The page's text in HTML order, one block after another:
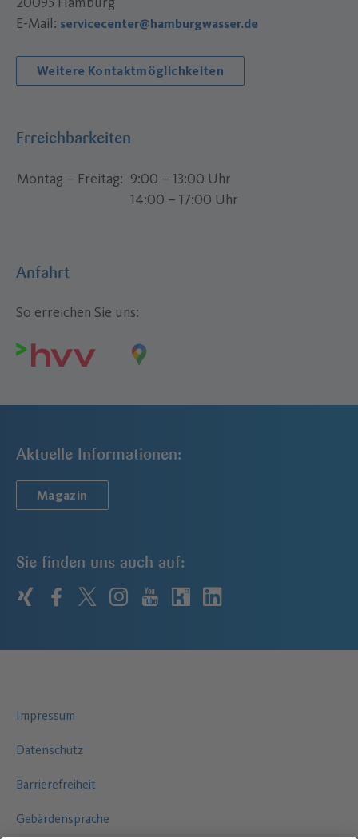
E-Mail: servicecenter@hamburgwasser.de
Weitere Kontaktmöglichkeiten
Erreichbarkeiten
Montag – Freitag
9:00 – 13:00 Uhr
14:00 – 17:00 Uhr
Anfahrt
So erreichen Sie uns:
Aktuelle Informationen:
Magazin
Sie finden uns auch auf:
xingfacebook
twitter
instagram
youtube
kununulinkedin
Impressum
Datenschutz
Barrierefreiheit
Gebärdensprache